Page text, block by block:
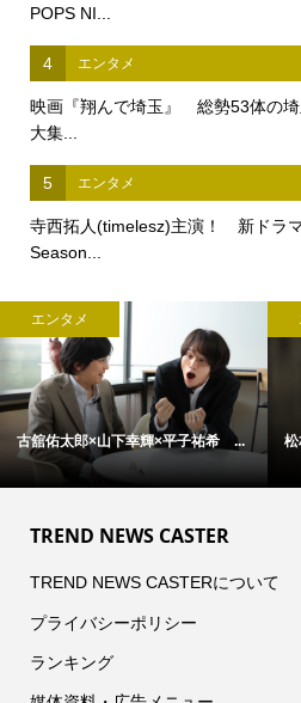
POPS NI...
4 エンタメ
映画『翔んで埼玉』 総勢53体の
大集...
5 エンタメ
寺西拓人(timelesz)主演！ 新ドラ
Season...
ンタメ
佑太郎×山下幸輝×平子祐希 ...
エン
松村北
TREND NEWS CASTER
TREND NEWS CASTERについて
プライバシーポリシー
ランキング